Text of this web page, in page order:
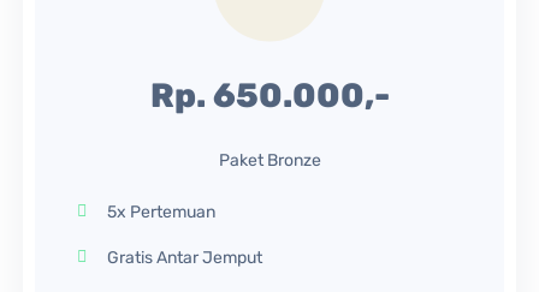
Rp. 650.000,-
Paket Bronze
5x Pertemuan
Gratis Antar Jemput